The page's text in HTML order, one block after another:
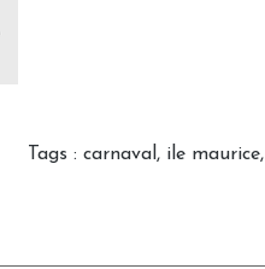
Tags : carnaval , ile maurice,